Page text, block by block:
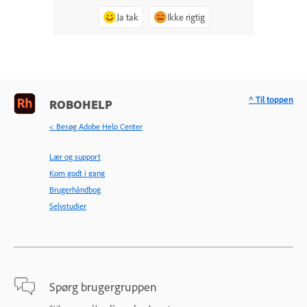
Ja tak Ikke rigtig
ROBOHELP
< Besøg Adobe Help Center
Lær og support
Kom godt i gang
Brugerhåndbog
Selvstudier
Spørg brugergruppen
^ Til toppen